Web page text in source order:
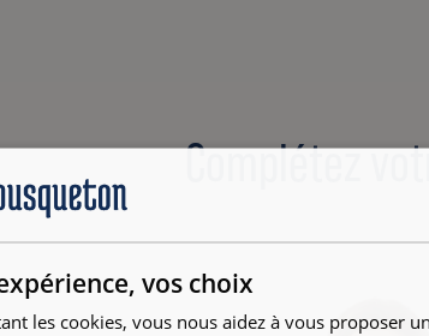
Complétez
vos choix
les cookies, vous nous aidez à vous proposer